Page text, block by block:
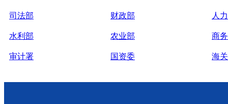
司法部 财政部 人
水利部 农业部 商
审计署 国资委 海